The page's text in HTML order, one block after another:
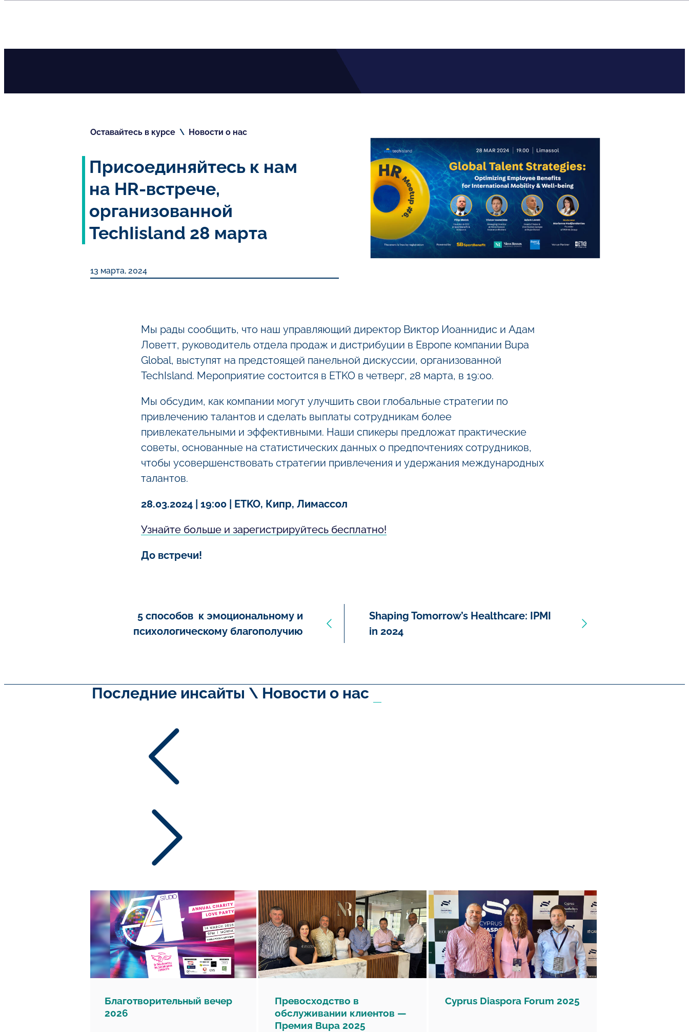
Оставайтесь в курсе \ Новости о нас
Присоединяйтесь к нам
на HR-встрече,
организованной
TechIisland 28 марта
13 марта, 2024
Мы рады сообщить, что наш управляющий директор Виктор Иоаннидис и Адам
Ловетт, руководитель отдела продаж и дистрибуции в Европе компании Bupa
Global, выступят на предстоящей панельной дискуссии, организованной
TechIsland. Мероприятие состоится в ETKO в четверг, 28 марта, в 19:00.
Мы обсудим, как компании могут улучшить свои глобальные стратегии по
привлечению талантов и сделать выплаты сотрудникам более
привлекательными и эффективными. Наши спикеры предложат практические
советы, основанные на статистических данных о предпочтениях сотрудников,
чтобы усовершенствовать стратегии привлечения и удержания международных
талантов.
28.03.2024 | 19:00 | ETKO, Кипр, Лимассол
Узнайте больше и зарегистрируйтесь бесплатно!
До встречи!
5 способов к эмоциональному и
психологическому благополучию
Shaping Tomorrow’s Healthcare: IPMI
in 2024
Последние инсайты \ Новости о нас
Благотворительный вечер
2026
Превосходство в
обслуживании клиентов —
Премия Bupa 2025
Cyprus Diaspora Forum 2025